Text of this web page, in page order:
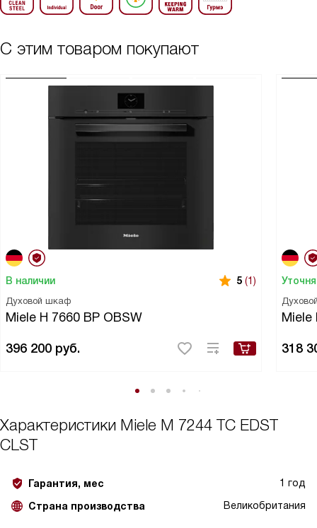
С этим товаром покупают
В наличии 5 (1)
Духовой шкаф
Miele H 7660 BP OBSW
396 200 руб.
Miele
318
Характеристики Miele M 7244 TC EDST
CLST
Гарантия, мес 1 год
Страна производства Великобритания